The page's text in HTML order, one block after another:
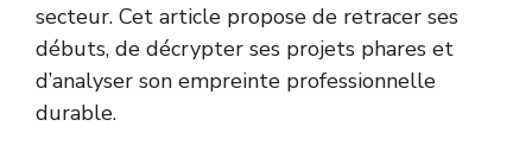
secteur. Cet article propose de retracer ses
débuts, de décrypter ses projets phares et
d’analyser son empreinte professionnelle
durable.